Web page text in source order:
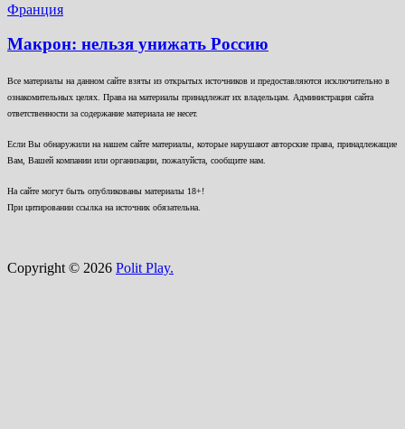
Франция
Макрон: нельзя унижать Россию
Все материалы на данном сайте взяты из открытых источников и предоставляются исключительно в
ознакомительных целях. Права на материалы принадлежат их владельцам. Администрация сайта
ответственности за содержание материала не несет.
Если Вы обнаружили на нашем сайте материалы, которые нарушают авторские права, принадлежащие
Вам, Вашей компании или организации, пожалуйста, сообщите нам.
На сайте могут быть опубликованы материалы 18+!
При цитировании ссылка на источник обязательна.
Copyright © 2026 Polit Play.